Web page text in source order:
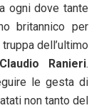
ogni dove tante
britannico per
dell’ultimo
Claudio Ranieri.
le gesta di
non tanto del